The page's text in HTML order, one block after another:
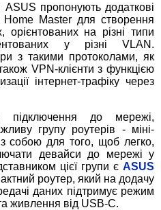
пропонують додаткові
Home Master для створення
орієнтованих на різні типи
у різні VLAN.
з такими протоколами, як
VPN-клієнти з функцією
інтернет-трафіку через
підключення до мережі,
групу роутерів - міні-
собою для того, щоб легко,
девайси до мережі у
цієї групи єASUS
роутер, який на додачу
даних підтримує режим
живлення від USB-C.